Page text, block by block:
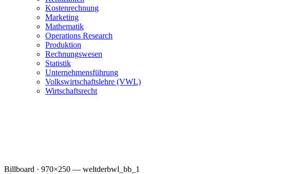
Kostenrechnung
Marketing
Mathematik
Operations Research
Produktion
Rechnungswesen
Statistik
Unternehmensführung
Volkswirtschaftslehre (VWL)
Wirtschaftsrecht
Billboard · 970×250 — weltderbwl_bb_1